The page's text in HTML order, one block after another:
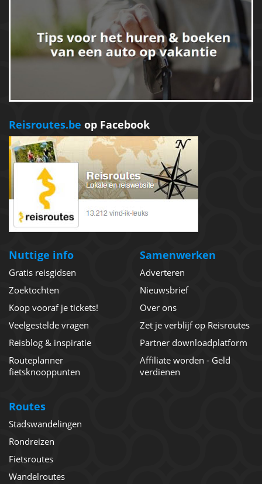
Reisroutes.be op Facebook
Nuttige info
Gratis reisgidsen
Zoektochten
Koop vooraf je tickets!
Veelgestelde vragen
Reisblog & inspiratie
Routeplanner
fietsknooppunten
Samenwerken
Adverteren
Nieuwsbrief
Over ons
Zet je verblijf op Reisroutes
Partner downloadplatform
Affiliate worden - Geld
verdienen
Routes
Stadswandelingen
Rondreizen
Fietsroutes
Wandelroutes